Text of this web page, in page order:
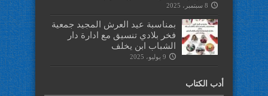
8 سبتمبر، 2025
بمناسبة عيد العرش المجيد جمعية
فخر بلادي تنسيق مع ادارة دار
الشباب ابن يخلف
9 يوليو، 2025
أدب الكتاب